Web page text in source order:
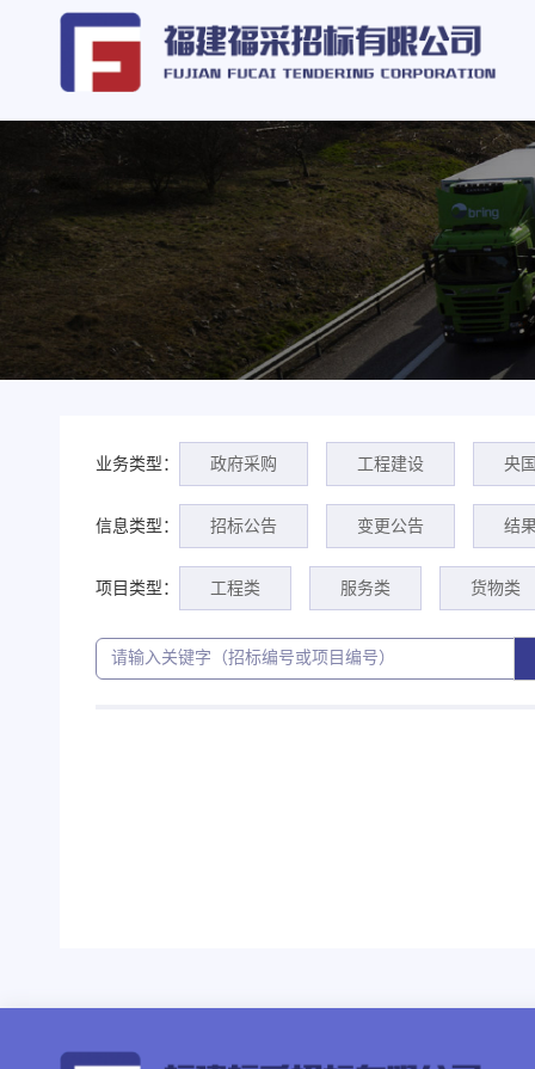
业务类型： 政府采购 工程建设 央
信息类型： 招标公告 变更公告 结
项目类型： 工程类 服务类 货物类